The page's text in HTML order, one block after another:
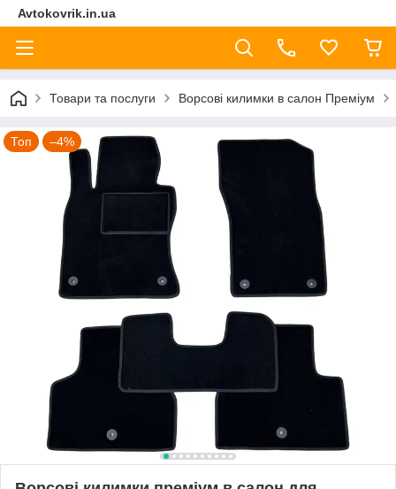
Avtokovrik.in.ua
Товари та послуги Ворсові килимки в салон Преміум
Топ –4%